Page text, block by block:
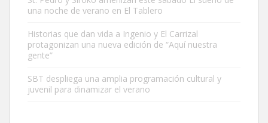
es muy manso y extremadamente cari...
una noche de verano en El Tablero
Historias que dan vida a Ingenio y El Carrizal
protagonizan una nueva edición de “Aquí nuestra
gente”
SBT despliega una amplia programación cultural y
juvenil para dinamizar el verano